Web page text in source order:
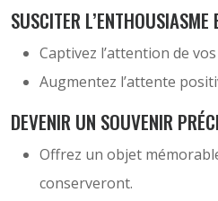
SUSCITER L’ENTHOUSIASME
Captivez l’attention de
Augmentez l’attente
DEVENIR UN SOUVENIR
Offrez un objet
conserveront.